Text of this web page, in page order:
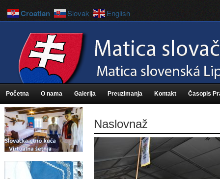
Početna O nama Galerija Preuzimanja Kontakt Časopis
Naslovnaž
Croatian Slovak English